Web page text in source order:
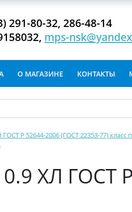
291-80-32, 286-48-14
mps-
О МАГАЗИНЕ КОНТАКТЫ
Р 52644-2006 (ГОСТ 22353-77) класс
ХЛ ГОСТ